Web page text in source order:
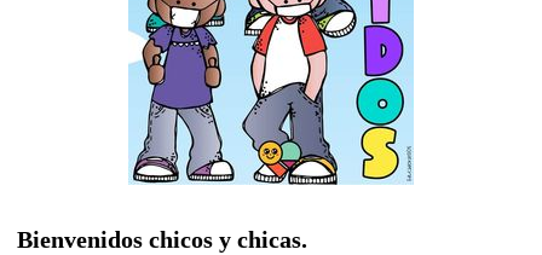
Bienvenidos chicos y chicas.